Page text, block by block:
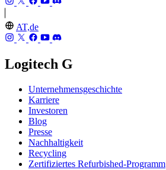
AT,de
Logitech G
Unternehmensgeschichte
Karriere
Investoren
Blog
Presse
Nachhaltigkeit
Recycling
Zertifiziertes Refurbished-Programm